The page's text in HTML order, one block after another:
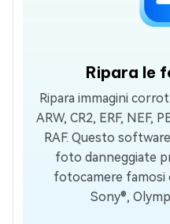
Ripara le
Ripara immagini
ARW, CR2, ERF, NEF,
RAF. Questo
foto danneggiate
fotocamere famosi
Sony®,